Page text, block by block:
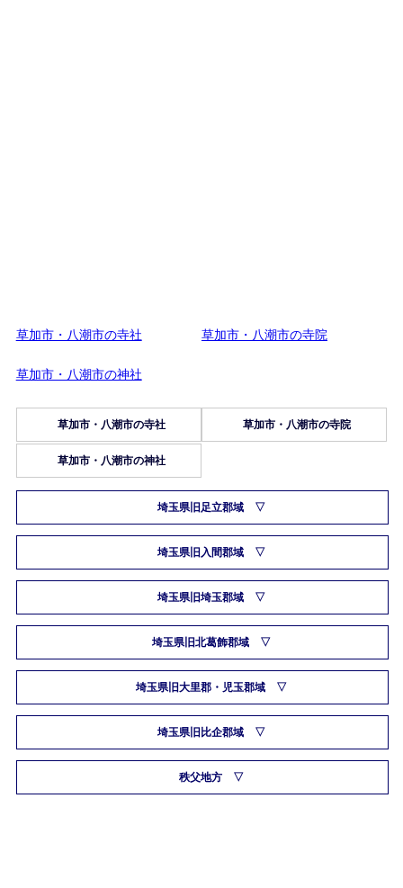
草加市・八潮市の寺社 草加市・八潮市の寺院
草加市・八潮市の神社
草加市・八潮市の寺社 草加市・八潮市の寺院
草加市・八潮市の神社
埼玉県旧足立郡域
埼玉県旧入間郡域
埼玉県旧埼玉郡域
埼玉県旧北葛飾郡域
埼玉県旧大里郡・児玉郡域
埼玉県旧比企郡域
秩父地方